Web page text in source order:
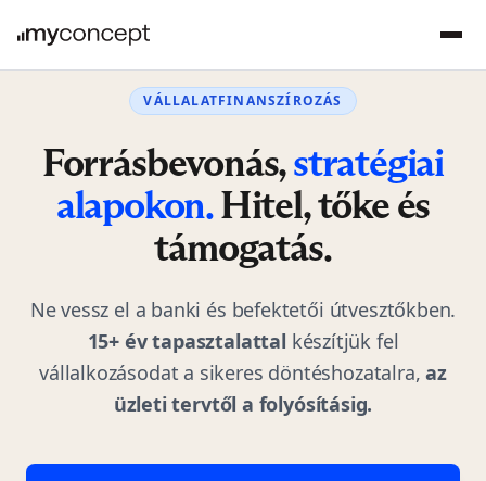
VÁLLALATFINANSZÍROZÁS
Forrásbevonás,stratégiai
alapokon.Hitel, tőke és
támogatás.
Ne vessz el a banki és befektetői útvesztőkben.
15+ év tapasztalattal készítjük fel
vállalkozásodat a sikeres döntéshozatalra,az
üzleti tervtől a folyósításig.